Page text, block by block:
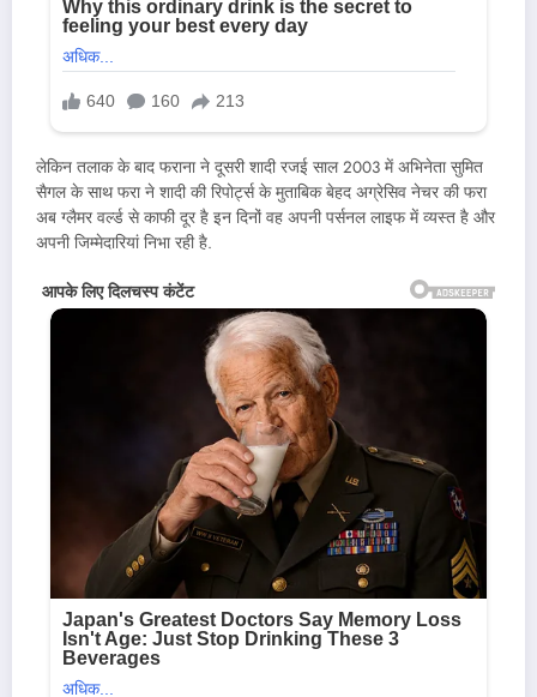
लेकिन तलाक के बाद फराना ने दूसरी शादी रजई साल 2003 में अभिनेता सुमित
सैगल के साथ फरा ने शादी की रिपोर्ट्स के मुताबिक बेहद अग्रेसिव नेचर की फरा
अब ग्लैमर वर्ल्ड से काफी दूर है इन दिनों वह अपनी पर्सनल लाइफ में व्यस्त है और
अपनी जिम्मेदारियां निभा रही है.